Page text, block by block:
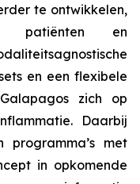
te ontwikkelen,
patiënten en
en een flexibele
zich op
Daarbij
met
in opkomende